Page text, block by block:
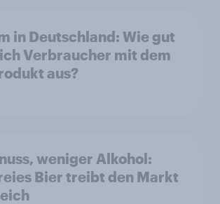
in Deutschland: Wie gut
Verbraucher mit dem
aus?
weniger Alkohol:
Bier treibt den Markt